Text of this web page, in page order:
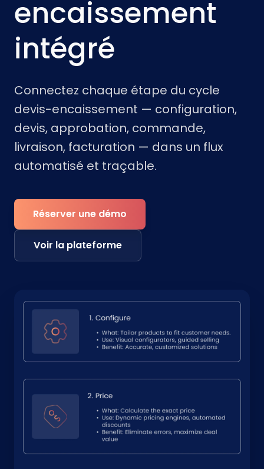
encaissement
intégré
Connectez chaque étape du cycle
devis-encaissement — configuration,
devis, approbation, commande,
livraison, facturation — dans un flux
automatisé et traçable.
Réserver une démo
Voir la plateforme